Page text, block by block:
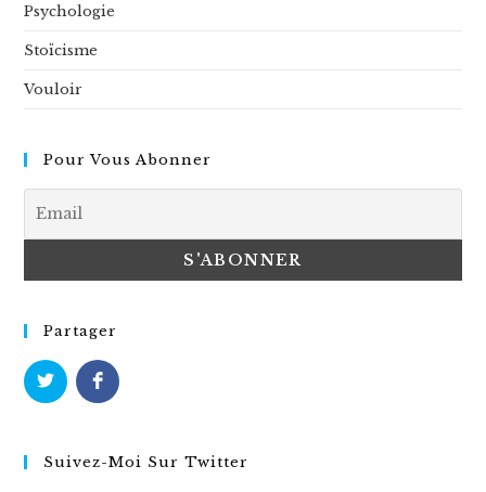
Psychologie
Stoïcisme
Vouloir
Pour Vous Abonner
Partager
Suivez-Moi Sur Twitter